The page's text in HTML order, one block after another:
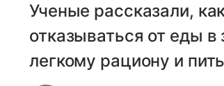
Ученые рассказали,
отказываться от еды
легкому рациону и